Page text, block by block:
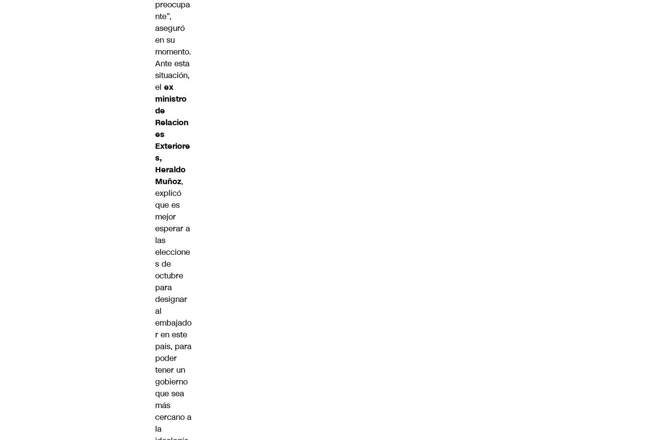
preocupa
nte”,
aseguró
en su
momento.
Ante esta
situación,
el ex
ministro
de
Relacion
es
Exteriore
s,
Heraldo
Muñoz,
explicó
que es
mejor
esperar a
las
eleccione
s de
octubre
para
designar
al
embajado
r en este
país, para
poder
tener un
gobierno
que sea
más
cercano a
la